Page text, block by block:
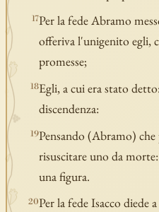
17Per la fede Abramo
offeriva l'unigenito egli,
promesse;
18Egli, a cui era stato
discendenza:
19Pensando (Abramo)
risuscitare uno da
una figura.
20Per la fede Isacco diede